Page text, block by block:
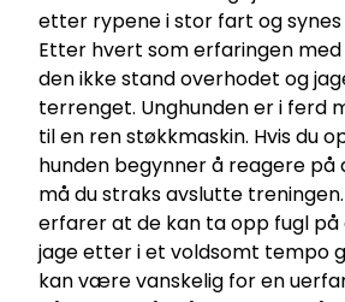
etter rypene i stor fart og
Etter hvert som erfaringen
den ikke stand overhodet og
terrenget. Unghunden er i ferd
til en ren støkkmaskin. Hvis du
hunden begynner å reagere på
må du straks avslutte
erfarer at de kan ta opp fugl på
jage etter i et voldsomt tempo
kan være vanskelig for en